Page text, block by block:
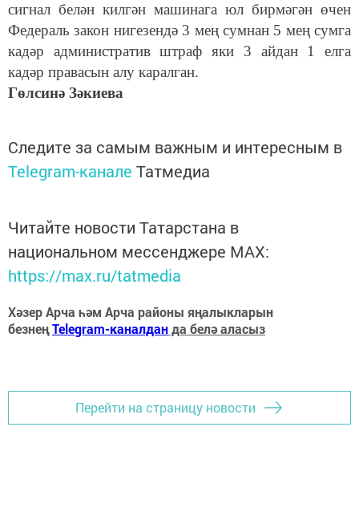
сигнал белән килгән машинага юл бирмәгән өчен
Федераль закон нигезендә 3 мең сумнан 5 мең сумга
кадәр административ штраф яки 3 айдан 1 елга
кадәр правасын алу каралган.
Гөлсинә Зәкиева
Следите за самым важным и интересным в
Telegram-канале Татмедиа
Читайте новости Татарстана в
национальном мессенджере MАХ:
https://max.ru/tatmedia
Хәзер Арча һәм Арча районы яңалыкларын
безнеңTelegram-каналданда белә аласыз
Перейти на страницу новости